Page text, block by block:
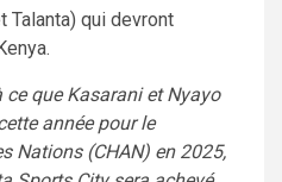
Talanta) qui devront
que Kasarani et Nyayo
année pour le
Nations (CHAN) en 2025,